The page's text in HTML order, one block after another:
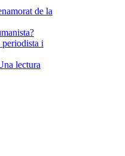
de la
i
lectura